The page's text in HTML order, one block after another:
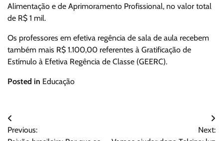
Alimentação e de Aprimoramento Profissional, no valor total
de R$ 1 mil.
Os professores em efetiva regência de sala de aula recebem
também mais R$ 1.100,00 referentes à Gratificação de
Estímulo à Efetiva Regência de Classe (GEERC).
Posted in Educação
Navegação
Previous:
Next: